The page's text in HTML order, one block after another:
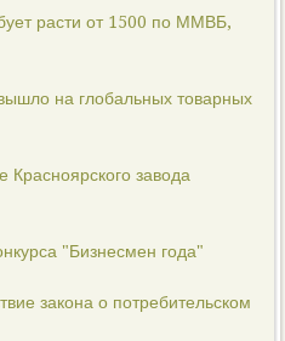
расти от 1500 по ММВБ,
на глобальных товарных
Красноярского завода
"Бизнесмен года"
закона о потребительском